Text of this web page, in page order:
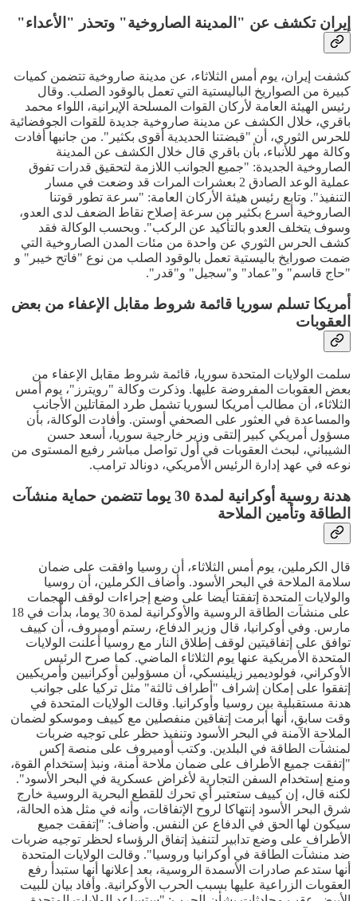
إيران تكشف عن "المدينة الصاروخية" وتحذر "الأعداء"
كشفت إيران، يوم أمس الثلاثاء، عن مدينة صاروخية تتضمن كميات
كبيرة من الصواريخ الباليستية التي تعمل بالوقود الصلب. وقال
رئيس الهيئة العامة لأركان القوات المسلحة الإيرانية، اللواء محمد
باقري، خلال الكشف عن مدينة صاروخية جديدة للقوات الجوفضائية
للحرس الثوري، أن "قبضتنا الحديدية أقوى بكثير". من جانبها أفادت
وكالة مهر للأنباء، بأن باقري قال خلال الكشف عن المدينة
الصاروخية الجديدة: "جميع الجوانب اللازمة لتحقيق قدرات تفوق
عملية الوعد الصادق 2 بعشرات المرات قد وضعت في مسار
التنفيذ". وتابع رئيس هيئة الأركان العامة: "سرعة تطور قوتنا
الصاروخية أسرع بكثير من سرعة إصلاح نقاط الضعف لدى العدو،
وسوف يتخلف العدو بالتأكيد عن الركب". وبحسب الوكالة فقد
كشف الحرس الثوري عن واحدة من مئات المدن الصاروخية التي
ضمت صورايخ باليستية تعمل بالوقود الصلب من نوع "فاتح خيبر" و
"حاج قاسم" و"عماد" و"سجيل" و"قدر".
أمريكا تسلم سوريا قائمة شروط مقابل الإعفاء من بعض
العقوبات
سلمت الولايات المتحدة سوريا، قائمة شروط مقابل الإعفاء من
بعض العقوبات المفروضة عليها. وذكرت وكالة "رويترز"، يوم أمس
الثلاثاء، أن مطالب أمريكا لسوريا تشمل طرد المقاتلين الأجانب
والمساعدة في العثور على الصحفي أوستن. وأفادت الوكالة، بأن
مسؤول أمريكي كبير إلتقى وزير خارجية سوريا، أسعد حسن
الشيباني، لبحث العقوبات في أول تواصل مباشر رفيع المستوى من
نوعه في عهد إدارة الرئيس الأمريكي، دونالد ترامب.
هدنة روسية أوكرانية لمدة 30 يوما تتضمن حماية منشآت
الطاقة وتأمين الملاحة
قال الكرملين، يوم أمس الثلاثاء، أن روسيا وافقت على ضمان
سلامة الملاحة في البحر الأسود. وأضاف الكرملين، أن روسيا
والولايات المتحدة إتفقتا أيضا على وضع إجراءات لوقف الهجمات
على منشآت الطاقة الروسية والأوكرانية لمدة 30 يوما، بدأت في 18
مارس. وفي أوكرانيا، قال وزير الدفاع، رستم أوميروف، أن كييف
توافق على إتفاقيتين لوقف إطلاق النار مع روسيا أعلنت الولايات
المتحدة الأمريكية عنها يوم الثلاثاء الماضي. كما صرح الرئيس
الأوكراني، فولوديمير زيلينسكي، أن مسؤولين أوكرانيين وأمريكيين
إتفقوا على إمكان إشراف "أطراف ثالثة" مثل تركيا على جوانب
هدنة مستقبلية بين روسيا وأوكرانيا. وقالت الولايات المتحدة في
وقت سابق، أنها أبرمت إتفاقين منفصلين مع كييف وموسكو لضمان
الملاحة الآمنة في البحر الأسود وتنفيذ حظر على توجيه ضربات
لمنشآت الطاقة في البلدين. وكتب أوميروف على منصة إكس
"إتفقت جميع الأطراف على ضمان ملاحة أمنة، ونبذ إستخدام القوة،
ومنع إستخدام السفن التجارية لأغراض عسكرية في البحر الأسود".
لكنه قال، إن كييف ستعتبر أي تحرك للقطع البحرية الروسية خارج
شرق البحر الأسود إنتهاكا لروح الإتفاقات، وأنه في مثل هذه الحالة،
سيكون لها الحق في الدفاع عن النفس. وأضاف: "إتفقت جميع
الأطراف على وضع تدابير لتنفيذ إتفاق الرؤساء لحظر توجيه ضربات
ضد منشآت الطاقة في أوكرانيا وروسيا". وقالت الولايات المتحدة
أنها ستدعم صادرات الأسمدة الروسية، بعد إعلانها أنها ستبدأ رفع
العقوبات الزراعية عليها بسبب الحرب الأوكرانية. وأفاد بيان للبيت